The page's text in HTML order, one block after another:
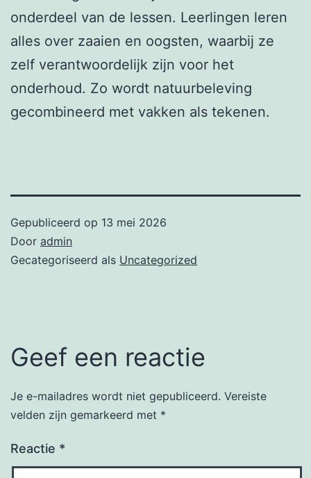
onderdeel van de lessen. Leerlingen leren
alles over zaaien en oogsten, waarbij ze
zelf verantwoordelijk zijn voor het
onderhoud. Zo wordt natuurbeleving
gecombineerd met vakken als tekenen.
Gepubliceerd op 13 mei 2026
Door admin
Gecategoriseerd als Uncategorized
Geef een reactie
Je e-mailadres wordt niet gepubliceerd. Vereiste
velden zijn gemarkeerd met *
Reactie *